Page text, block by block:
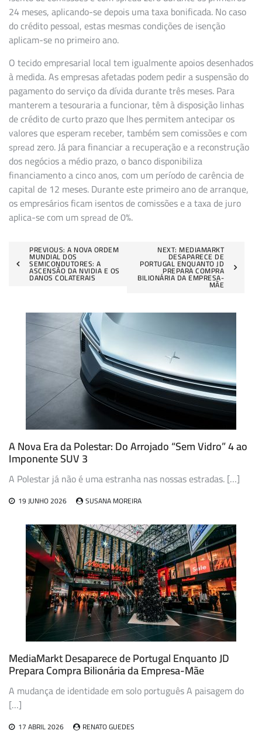
24 meses, aplicando-se depois uma taxa bonificada. No caso
do crédito pessoal, estas mesmas condições de isenção
aplicam-se no primeiro ano.
O tecido empresarial local tem igualmente apoios desenhados
à medida. As empresas afetadas podem pedir a suspensão do
pagamento do serviço da dívida durante três meses. Para
manterem a tesouraria a funcionar, têm à disposição linhas
de crédito de curto prazo que lhes permitem antecipar os
valores que esperam receber, também sem comissões e com
spreadzero. Já para financiar a recuperação e a reconstrução
dos negócios a médio prazo, o banco disponibiliza
financiamento a cinco anos, com um período de carência de
capital de 12 meses. Durante este primeiro ano de arranque,
os empresários ficam isentos de comissões e a taxa de juro
aplica-se com umspreadde 0%.
Navegação
de
PREVIOUS: A NOVA ORDEM
MUNDIAL DOS
SEMICONDUTORES: A
ASCENSÃO DA NVIDIA E OS
DANOS COLATERAIS
NEXT: MEDIAMARKT
DESAPARECE DE
PORTUGAL ENQUANTO JD
PREPARA COMPRA
BILIONÁRIA DA EMPRESA-
MÃE
A Nova Era da Polestar: Do Arrojado “Sem Vidro” 4 ao
Imponente SUV 3
A Polestar já não é uma estranha nas nossas estradas. […]
19 JUNHO 2026 SUSANA MOREIRA
MediaMarkt Desaparece de Portugal Enquanto JD
Prepara Compra Bilionária da Empresa-Mãe
A mudança de identidade em solo português A paisagem do
[…]
17 ABRIL 2026 RENATO GUEDES